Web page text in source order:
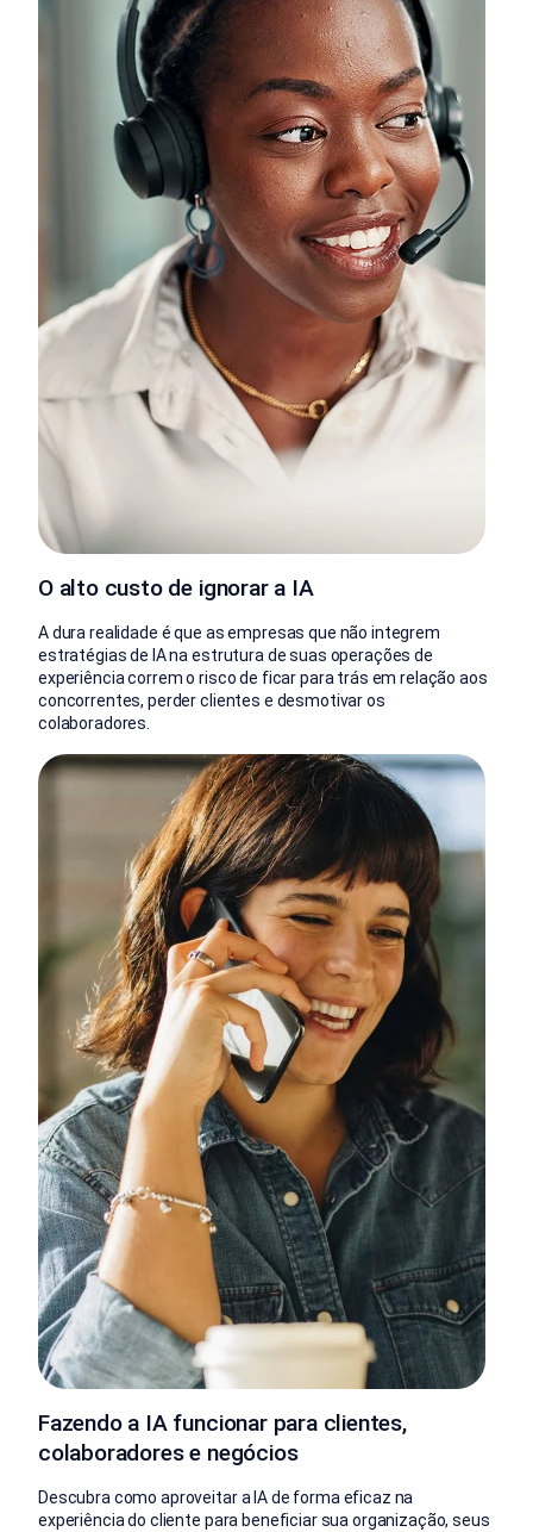
O alto custo de ignorar a IA
A dura realidade é que as empresas que não integrem
estratégias de IA na estrutura de suas operações de
experiência correm o risco de ficar para trás em relação aos
concorrentes, perder clientes e desmotivar os
colaboradores.
Fazendo a IA funcionar para clientes,
colaboradores e negócios
Descubra como aproveitar a IA de forma eficaz na
experiência do cliente para beneficiar sua organização, seus